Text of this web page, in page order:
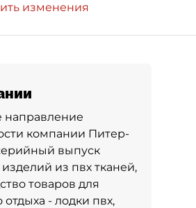
изменения
направление
компании Питер-
выпуск
из пвх тканей,
товаров для
отдыха - лодки пвх,